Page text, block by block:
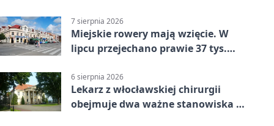
7 sierpnia 2026
Miejskie rowery mają wzięcie. W
lipcu przejechano prawie 37 tys.
6 sierpnia 2026
Lekarz z włocławskiej chirurgii
obejmuje dwa ważne stanowiska w